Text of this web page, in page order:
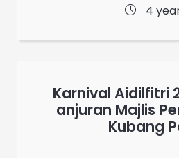
4
Karnival Aidilfitri
anjuran Majlis
Kubang